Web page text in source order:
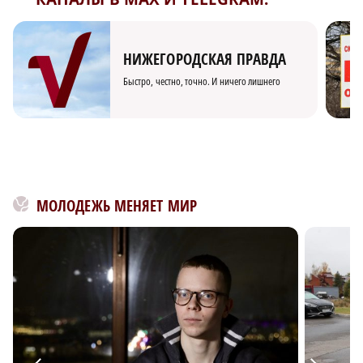
НИЖЕГОРОДСКАЯ ПРАВДА
Быстро, честно, точно. И ничего лишнего
МОЛОДЕЖЬ МЕНЯЕТ МИР